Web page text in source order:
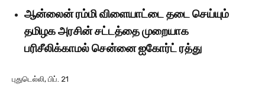
ஆன்லைன் ரம்மி விளையாட்டை தடை செய்யும்
தமிழக அரசின் சட்டத்தை முறையாக
பரிசீலிக்காமல் சென்னை ஐகோர்ட் ரத்து
புதுடெல்லி, பிப். 21